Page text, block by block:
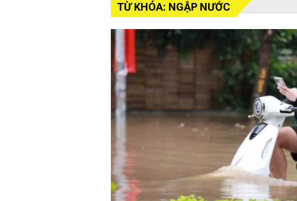
TỪ KHÓA: NGẬP NƯỚC